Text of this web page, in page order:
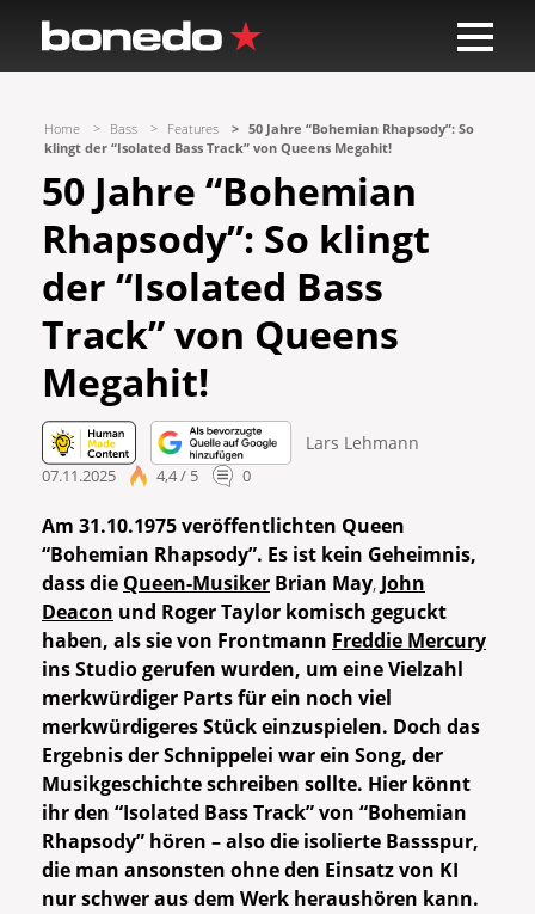
Home Bass Features
50 Jahre “Bohemian Rhapsody”: So
klingt der “Isolated Bass Track” von Queens Megahit!
50 Jahre “Bohemian
Rhapsody”: So klingt
der “Isolated Bass
Track” von Queens
Megahit!
Lars Lehmann
07.11.2025 4,4 / 5 0
Am 31.10.1975 veröffentlichten Queen
“Bohemian Rhapsody”. Es ist kein Geheimnis,
dass die Queen-Musiker Brian May, John
Deacon und Roger Taylor komisch geguckt
haben, als sie von Frontmann Freddie Mercury
ins Studio gerufen wurden, um eine Vielzahl
merkwürdiger Parts für ein noch viel
merkwürdigeres Stück einzuspielen. Doch das
Ergebnis der Schnippelei war ein Song, der
Musikgeschichte schreiben sollte. Hier könnt
ihr den “Isolated Bass Track” von “Bohemian
Rhapsody” hören – also die isolierte Bassspur,
die man ansonsten ohne den Einsatz von KI
nur schwer aus dem Werk heraushören kann.